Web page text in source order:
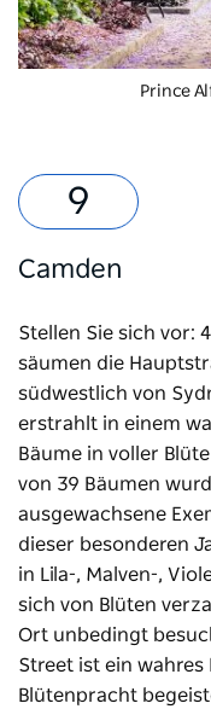
Prince
Camden
Stellen Sie sich vor:
säumen die
südwestlich von
erstrahlt in einem
Bäume in voller
von 39 Bäumen
ausgewachsene
dieser besonderen
in Lila-, Malven-,
sich von Blüten
Ort unbedingt
Street ist ein
Blütenpracht